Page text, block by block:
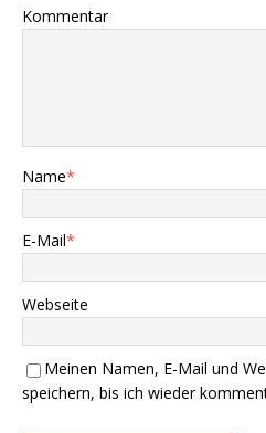
Kommentar
Name*
E-Mail*
Webseite
Meinen Namen, E-Mail und
speichern, bis ich wieder